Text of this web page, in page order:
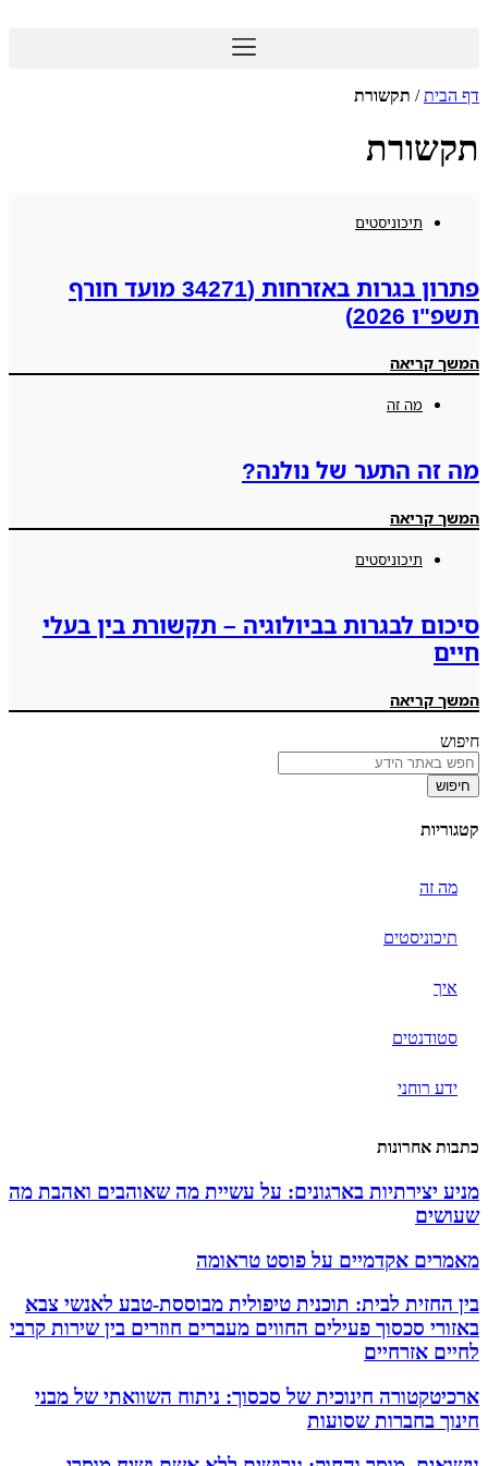
דף הבית/ תקשורת
תקשורת
תיכוניסטים
פתרון בגרות באזרחות (34271 מועד חורף
תשפ"ו 2026)
המשך קריאה
מה זה
מה זה התער של נולנה?
המשך קריאה
תיכוניסטים
סיכום לבגרות בביולוגיה – תקשורת בין בעלי
חיים
המשך קריאה
חיפוש
חיפוש
קטגוריות
מה זה
תיכוניסטים
איך
סטודנטים
ידע רוחני
כתבות אחרונות
מניע יצירתיות בארגונים: על עשיית מה שאוהבים ואהבת מה
שעושים
מאמרים אקדמיים על פוסט טראומה
בין החזית לבית: תוכנית טיפולית מבוססת-טבע לאנשי צבא
באזורי סכסוך פעילים החווים מעברים חוזרים בין שירות קרבי
לחיים אזרחיים
ארכיטקטורה חינוכית של סכסוך: ניתוח השוואתי של מבני
חינוך בחברות שסועות